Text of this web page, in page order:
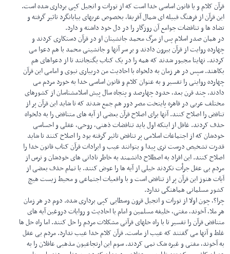
قرآن کلام و یا قانون اساسی خدا است که از تورات و انجیل کپی برداری شده است.
این قرآن از فرهنگ قبیله ای شمال آفریقا، بخصوص عربهای بیابانگرد تاثیر گرفته و
تضاد ها و تناقضات جوامع آن روزگار را در دل خود داشته و دارد.
در همان صدر اسلام پس از مرگ محمد جانشینان او در قرآن دستکاری کردند و
چهارده روایت از قرآن بیرون دادند و بر سر آنها و جانشینی محمد با هم دعوا می
کردند. نهایتا مجبور شدند که همه را در یک کتاب بگنجانند تا از دعواهای هم
بکاهند. سپس در هر زمان به دلخواه با احادیث من دربیاری نبوی و امامی این قرآن
چهارده روایتی را تفسیر و به عنوان کلام و قانون اساسی خدا به خورد مردم می
دادند. چند قرن بعد، حدود چهارصد و پنجاه سال پیش اسلامشناسان از کشورهای
مختلف عربی در قاهره پایتخت مصر دور هم جمع شدند که تا شاید این قرآن پر از
تناقض را اصلاح کنند. آنها برای اصلاح قرآن بعضی از آیه های متناقض را به دلخواه
حذف کردند. غافل از اینکه اول باید تناقضات ذهنی، روحی، عقلی و احساسی
خودشان که از اجتماعات اسلامی پر تناقض تاثیر گرفته بود را اصلاح کنند تا شاید
قدرت تشخیص درست تری پیدا و بتوانند عیب و ایرادات قرآن کتاب قانون خدا را
اصلاح کنند. این افراد به اصطلاح دانشمند به خاطر نادانی های خودشان و ترس از
مردم بی عقل جرأت نکردند خیلی از آیه ها را عوض کنند. با تمام حذف بعضی از
آیات هنوز این قرآن پر از تناقض است و با واقعیات اجتماعی و محیط زیست هیچ
کشور مسلمانی هماهنگی ندارد.
چرا؟، چون اولا از تورات و انجیل قرون وسطایی کپی برداری شده. دوم در هر زمان
هر ملا، آخوند، مفتی، خلیفه مسلمین و امام با احادیث و روایات دروغین آیه های
متناقض قرآن را تفسیر تا با راه حلهای قرآنی مشکلات مردم را حل کنند. اما راه حل ها
غلط و آنها می گفتند که عیب از ماست. قرآن کلام خدا عیب ندارد. مردم بی عقل
به آخوند، مفتی و غیره شک نمی کردند. سوم این ارتجاعیون مذهبی عاقلان را به